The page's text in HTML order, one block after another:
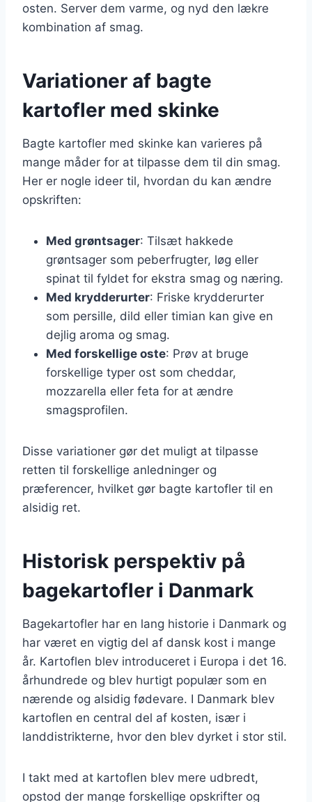
osten. Server dem varme, og nyd den lækre
kombination af smag.
Variationer af bagte
kartofler med skinke
Bagte kartofler med skinke kan varieres på
mange måder for at tilpasse dem til din smag.
Her er nogle ideer til, hvordan du kan ændre
opskriften:
Med grøntsager: Tilsæt hakkede
grøntsager som peberfrugter, løg eller
spinat til fyldet for ekstra smag og næring.
Med krydderurter: Friske krydderurter
som persille, dild eller timian kan give en
dejlig aroma og smag.
Med forskellige oste: Prøv at bruge
forskellige typer ost som cheddar,
mozzarella eller feta for at ændre
smagsprofilen.
Disse variationer gør det muligt at tilpasse
retten til forskellige anledninger og
præferencer, hvilket gør bagte kartofler til en
alsidig ret.
Historisk perspektiv på
bagekartofler i Danmark
Bagekartofler har en lang historie i Danmark og
har været en vigtig del af dansk kost i mange
år. Kartoflen blev introduceret i Europa i det 16.
århundrede og blev hurtigt populær som en
nærende og alsidig fødevare. I Danmark blev
kartoflen en central del af kosten, især i
landdistrikterne, hvor den blev dyrket i stor stil.
I takt med at kartoflen blev mere udbredt,
opstod der mange forskellige opskrifter og